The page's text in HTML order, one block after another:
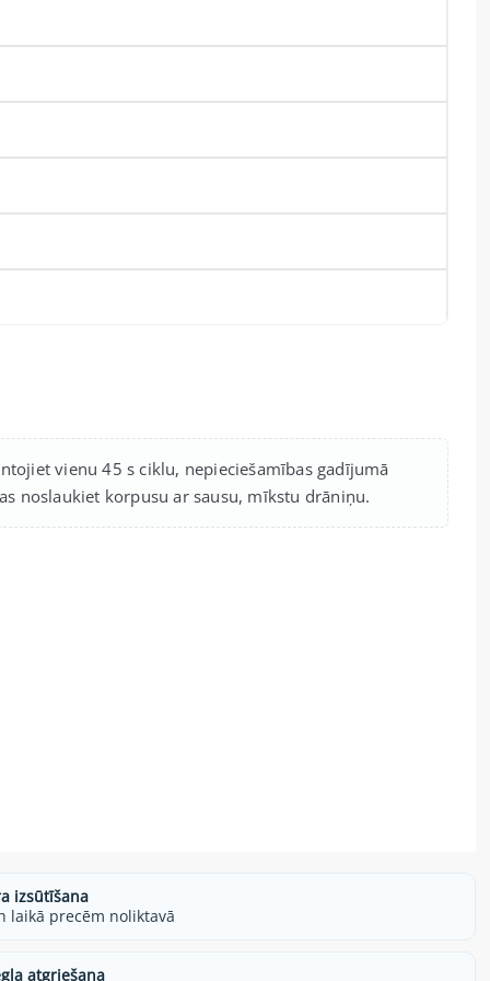
vienu 45 s ciklu, nepieciešamības gadījumā
noslaukiet korpusu ar sausu, mīkstu drāniņu.
izsūtīšana
laikā precēm noliktavā
atgriešana